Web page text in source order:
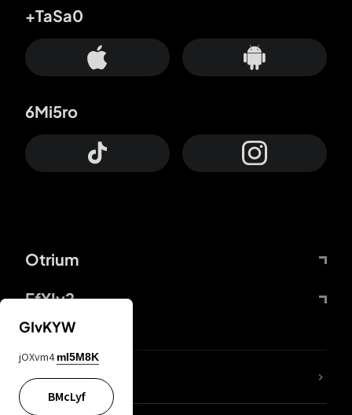
Otrium
FfYIy2
+TaSa0
6Mi5ro
Lj7sBL
GIvKYW
jOXvm4 mI5M8K
BMcLyf